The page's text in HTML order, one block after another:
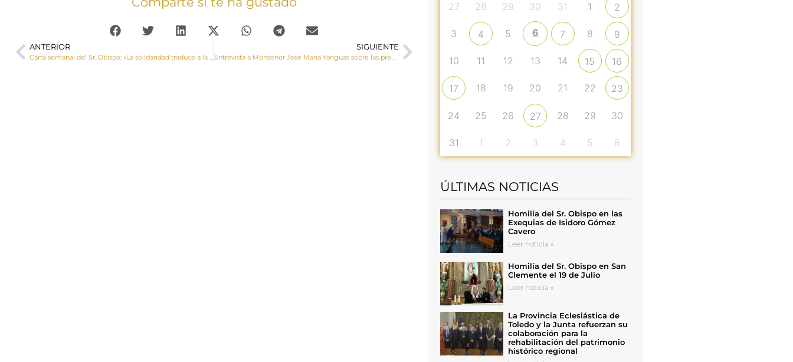
ANTERIOR
Carta semanal del Sr. Obispo: «La solidaridad traduce a la práctica la conciencia de que formamos un todo con los demás»
SIGUIENTE
Entrevista a Monseñor José María Yanguas sobre las preguntas y la situación que nos está haciendo vivir la pandemia
27 28 29 30 31 1 2
3 4 5 6 7 8 9
10 11 12 13 14 15 16
17 18 19 20 21 22 23
24 25 26 27 28 29 30
31 1 2 3 4 5 6
ÚLTIMAS NOTICIAS
Homilía del Sr. Obispo en las
Exequias de Isidoro Gómez
Cavero
Leer noticia »
Homilía del Sr. Obispo en San
Clemente el 19 de Julio
Leer noticia »
La Provincia Eclesiástica de
Toledo y la Junta refuerzan su
colaboración para la
rehabilitación del patrimonio
histórico regional